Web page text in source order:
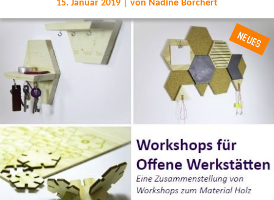
15. Januar 2019 | von Nadine Borchert
NEUES